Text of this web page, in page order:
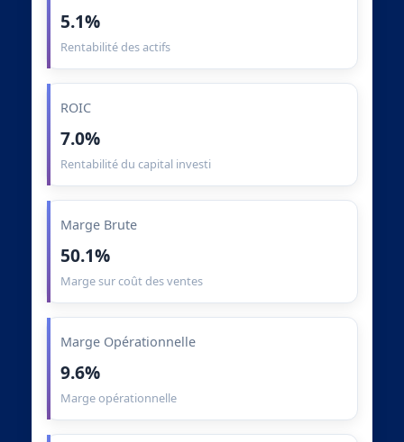
5.1%
Rentabilité des actifs
ROIC
7.0%
Rentabilité du capital investi
Marge Brute
50.1%
Marge sur coût des ventes
Marge Opérationnelle
9.6%
Marge opérationnelle